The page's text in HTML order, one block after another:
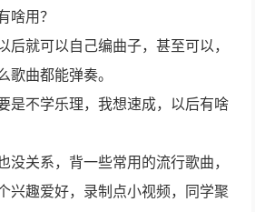
啥用？
后就可以自己编曲子，甚至可以，
歌曲都能弹奏。
是不学乐理，我想速成，以后有啥
没关系，背一些常用的流行歌曲，
兴趣爱好，录制点小视频，同学聚